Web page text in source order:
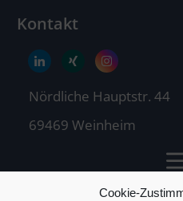
Cookie-
Kontakt
Nördliche Hauptstr. 44
69469 Weinheim